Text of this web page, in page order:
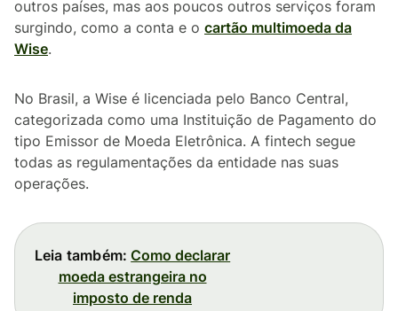
outros países, mas aos poucos outros serviços foram
surgindo, como a conta e o cartão multimoeda da
Wise.
No Brasil, a Wise é licenciada pelo Banco Central,
categorizada como uma Instituição de Pagamento do
tipo Emissor de Moeda Eletrônica. A fintech segue
todas as regulamentações da entidade nas suas
operações.
Leia também: Como declarar
moeda estrangeira no
imposto de renda